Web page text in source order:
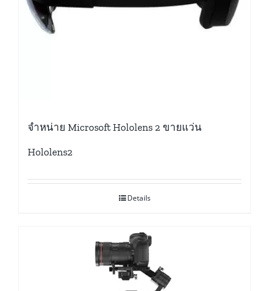
จำหน่าย Microsoft Hololens 2 ขายแว่น
Hololens2
Details